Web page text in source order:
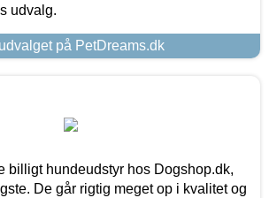
udvalg.
på PetDreams.dk
billigt hundeudstyr hos Dogshop.dk,
De går rigtig meget op i kvalitet og